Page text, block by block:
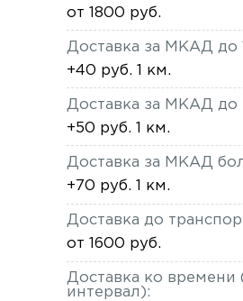
от 1800 руб.
Доставка за МКАД до
+40 руб. 1 км.
Доставка за МКАД до
+50 руб. 1 км.
Доставка за МКАД
+70 руб. 1 км.
Доставка до
от 1600 руб.
Доставка ко времени
интервал):